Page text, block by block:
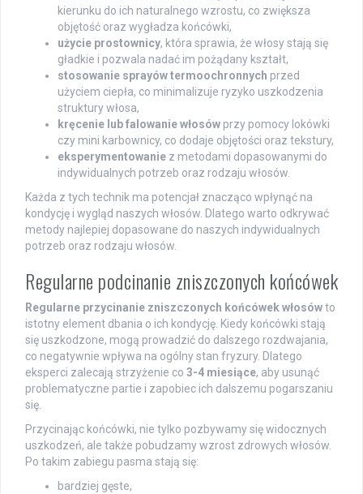
kierunku do ich naturalnego wzrostu, co zwiększa
objętość oraz wygładza końcówki,
użycie prostownicy, która sprawia, że włosy stają się
gładkie i pozwala nadać im pożądany kształt,
stosowanie sprayów termoochronnych przed
użyciem ciepła, co minimalizuje ryzyko uszkodzenia
struktury włosa,
kręcenie lub falowanie włosów przy pomocy lokówki
czy mini karbownicy, co dodaje objętości oraz tekstury,
eksperymentowanie z metodami dopasowanymi do
indywidualnych potrzeb oraz rodzaju włosów.
Każda z tych technik ma potencjał znacząco wpłynąć na
kondycję i wygląd naszych włosów. Dlatego warto odkrywać
metody najlepiej dopasowane do naszych indywidualnych
potrzeb oraz rodzaju włosów.
Regularne podcinanie zniszczonych końcówek
Regularne przycinanie zniszczonych końcówek włosówto
istotny element dbania o ich kondycję. Kiedy końcówki stają
się uszkodzone, mogą prowadzić do dalszego rozdwajania,
co negatywnie wpływa na ogólny stan fryzury. Dlatego
eksperci zalecają strzyżenie co 3-4 miesiące, aby usunąć
problematyczne partie i zapobiec ich dalszemu pogarszaniu
się.
Przycinając końcówki, nie tylko pozbywamy się widocznych
uszkodzeń, ale także pobudzamy wzrost zdrowych włosów.
Po takim zabiegu pasma stają się:
bardziej gęste,